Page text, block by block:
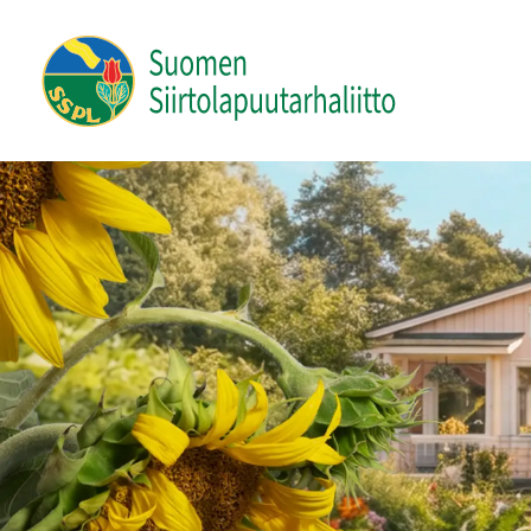
sivun
sisältöön
Suomen Siirtolapuutarhaliitto ry